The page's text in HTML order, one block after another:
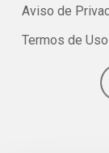
Aviso de
Termos de Uso